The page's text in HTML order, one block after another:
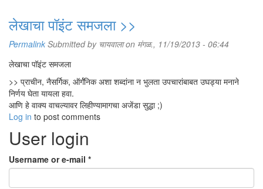
लेखाचा पॉइंट समजला >>
Permalink Submitted by चायवालाon मंगळ., 11/19/2013 - 06:44
लेखाचा पॉइंट समजला
>> प्राचीन, नैसर्गिक, ऑर्गॅनिक अशा शब्दांना न भुलता उपचारांबाबत उघड्या मनाने
निर्णय घेता यायला हवा.
आणि हे वाक्य वाचल्यावर लिहीण्यामागचा अजेंडा सुद्धा ;)
Log in to post comments
User login
Username or e-mail *